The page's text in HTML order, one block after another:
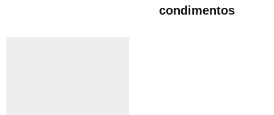
condimentos